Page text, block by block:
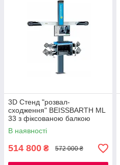
3D Стенд "розвал-
сходження" BEISSBARTH ML
33 з фіксованою балкою
В наявності
514 800 ₴ 572 000 ₴